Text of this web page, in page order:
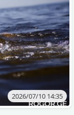
2026/07/10 14:35